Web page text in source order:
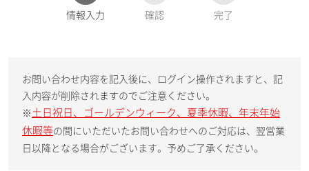
現
情報入力 確認 完了
お問い合わせ内容を記入後に、ログイン操作されますと、記
入内容が削除されますのでご注意ください。
※ 土日祝日、ゴールデンウィーク、夏季休暇、年末年始
休暇等の間にいただいたお問い合わせへのご対応は、翌営業
日以降となる場合がございます。予めご了承ください。